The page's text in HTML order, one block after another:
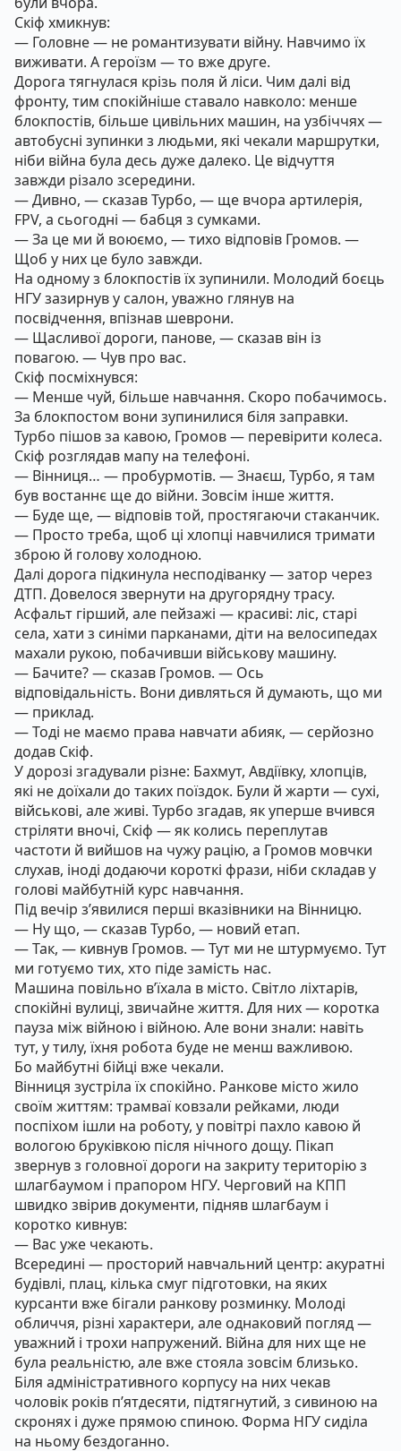
Скіф хмикнув:
— Головне — не романтизувати війну. Навчимо їх
виживати. А героїзм — то вже друге.
Дорога тягнулася крізь поля й ліси. Чим далі від
фронту, тим спокійніше ставало навколо: менше
блокпостів, більше цивільних машин, на узбіччях —
автобусні зупинки з людьми, які чекали маршрутки,
ніби війна була десь дуже далеко. Це відчуття
завжди різало зсередини.
— Дивно, — сказав Турбо, — ще вчора артилерія,
FPV, а сьогодні — бабця з сумками.
— За це ми й воюємо, — тихо відповів Громов. —
Щоб у них це було завжди.
На одному з блокпостів їх зупинили. Молодий боєць
НГУ зазирнув у салон, уважно глянув на
посвідчення, впізнав шеврони.
— Щасливої дороги, панове, — сказав він із
повагою. — Чув про вас.
Скіф посміхнувся:
— Менше чуй, більше навчання. Скоро побачимось.
За блокпостом вони зупинилися біля заправки.
Турбо пішов за кавою, Громов — перевірити колеса.
Скіф розглядав мапу на телефоні.
— Вінниця… — пробурмотів. — Знаєш, Турбо, я там
був востаннє ще до війни. Зовсім інше життя.
— Буде ще, — відповів той, простягаючи стаканчик.
— Просто треба, щоб ці хлопці навчилися тримати
зброю й голову холодною.
Далі дорога підкинула несподіванку — затор через
ДТП. Довелося звернути на другорядну трасу.
Асфальт гірший, але пейзажі — красиві: ліс, старі
села, хати з синіми парканами, діти на велосипедах
махали рукою, побачивши військову машину.
— Бачите? — сказав Громов. — Ось
відповідальність. Вони дивляться й думають, що ми
— приклад.
— Тоді не маємо права навчати абияк, — серйозно
додав Скіф.
У дорозі згадували різне: Бахмут, Авдіївку, хлопців,
які не доїхали до таких поїздок. Були й жарти — сухі,
військові, але живі. Турбо згадав, як уперше вчився
стріляти вночі, Скіф — як колись переплутав
частоти й вийшов на чужу рацію, а Громов мовчки
слухав, іноді додаючи короткі фрази, ніби складав у
голові майбутній курс навчання.
Під вечір з’явилися перші вказівники на Вінницю.
— Ну що, — сказав Турбо, — новий етап.
— Так, — кивнув Громов. — Тут ми не штурмуємо. Тут
ми готуємо тих, хто піде замість нас.
Машина повільно в’їхала в місто. Світло ліхтарів,
спокійні вулиці, звичайне життя. Для них — коротка
пауза між війною і війною. Але вони знали: навіть
тут, у тилу, їхня робота буде не менш важливою.
Бо майбутні бійці вже чекали.
Вінниця зустріла їх спокійно. Ранкове місто жило
своїм життям: трамваї ковзали рейками, люди
поспіхом ішли на роботу, у повітрі пахло кавою й
вологою бруківкою після нічного дощу. Пікап
звернув з головної дороги на закриту територію з
шлагбаумом і прапором НГУ. Черговий на КПП
швидко звірив документи, підняв шлагбаум і
коротко кивнув:
— Вас уже чекають.
Всередині — просторий навчальний центр: акуратні
будівлі, плац, кілька смуг підготовки, на яких
курсанти вже бігали ранкову розминку. Молоді
обличчя, різні характери, але однаковий погляд —
уважний і трохи напружений. Війна для них ще не
була реальністю, але вже стояла зовсім близько.
Біля адміністративного корпусу на них чекав
чоловік років п’ятдесяти, підтягнутий, з сивиною на
скронях і дуже прямою спиною. Форма НГУ сиділа
на ньому бездоганно.